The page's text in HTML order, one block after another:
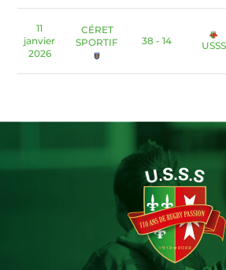
11
janvier
2026
CÉRET
SPORTIF
38 - 14 USSS